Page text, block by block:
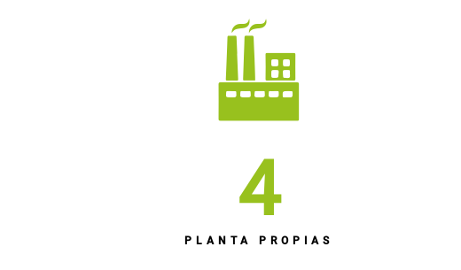
4
PLANTA PROPIAS